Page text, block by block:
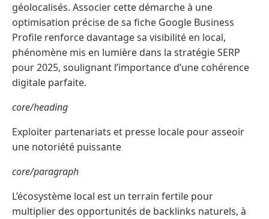
géolocalisés. Associer cette démarche à une
optimisation précise de sa fiche Google Business
Profile renforce davantage sa visibilité en local,
phénomène mis en lumière dans la stratégie SERP
pour 2025, soulignant l’importance d’une cohérence
digitale parfaite.
core/heading
Exploiter partenariats et presse locale pour asseoir
une notoriété puissante
core/paragraph
L’écosystème local est un terrain fertile pour
multiplier des opportunités de backlinks naturels, à